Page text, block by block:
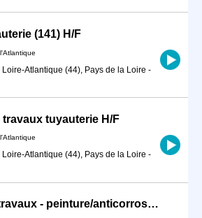
(141) H/F
Atlantique (44), Pays de la Loire -
tuyauterie H/F
Atlantique (44), Pays de la Loire -
Superviseur de travaux - peinture/anticorrosion H/F